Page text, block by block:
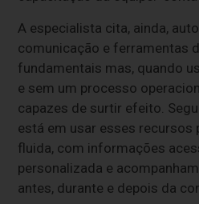
A especialista cita, ainda,
comunicação e ferramentas
fundamentais mas, quando
e sem um processo
capazes de surtir efeito.
está em usar esses recursos
fluida, com informações
personalizada e
antes, durante e depois da